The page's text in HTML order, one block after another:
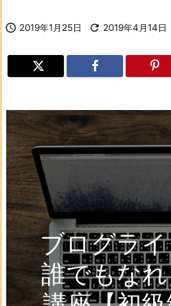
 2019年1月25日  2019年4月14日
ブログラ
誰でもな